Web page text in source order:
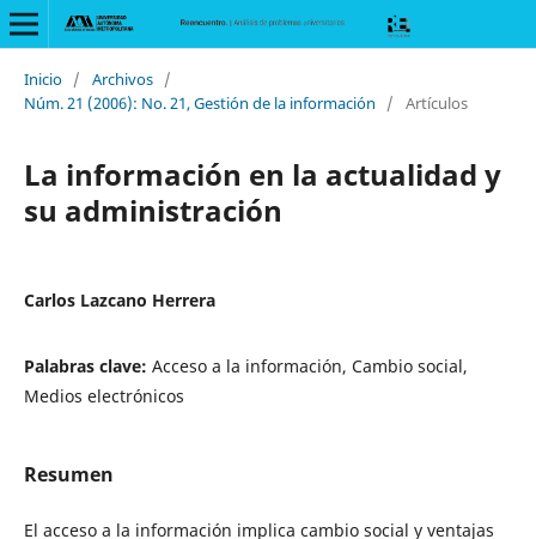
Inicio / Archivos /
Núm. 21 (2006): No. 21, Gestión de la información
/ Artículos
La información en la actualidad y
su administración
Carlos Lazcano Herrera
Palabras clave: Acceso a la información, Cambio social,
Medios electrónicos
Resumen
El acceso a la información implica cambio social y ventajas